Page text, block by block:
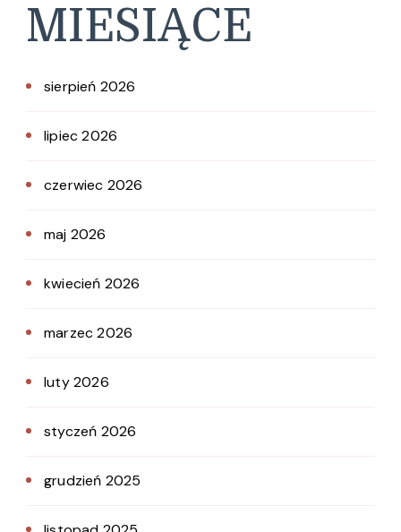
MIESIĄCE
sierpień 2026
lipiec 2026
czerwiec 2026
maj 2026
kwiecień 2026
marzec 2026
luty 2026
styczeń 2026
grudzień 2025